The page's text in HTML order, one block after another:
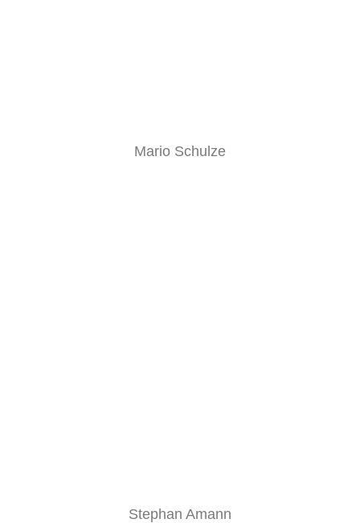
Mario Schulze
Stephan Amann